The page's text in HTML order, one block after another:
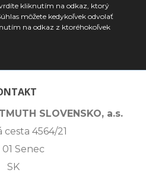
kliknutím na odkaz, ktorý
môžete kedykoľvek odvolať
na odkaz z ktoréhokoľvek
SLOVENSKO, a.s.
cesta 4564/21
Senec
SK